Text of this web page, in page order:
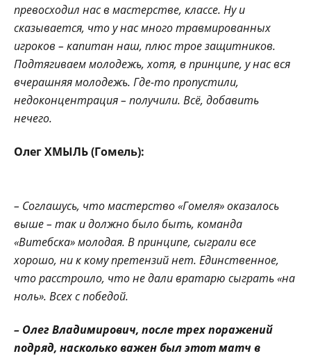
превосходил нас в мастерстве, классе. Ну и
сказывается, что у нас много травмированных
игроков – капитан наш, плюс трое защитников.
Подтягиваем молодежь, хотя, в принципе, у нас вся
вчерашняя молодежь. Где-то пропустили,
недоконцентрация – получили. Всё, добавить
нечего.
Олег ХМЫЛЬ (Гомель):
– Соглашусь, что мастерство «Гомеля» оказалось
выше – так и должно было быть, команда
«Витебска» молодая. В принципе, сыграли все
хорошо, ни к кому претензий нет. Единственное,
что расстроило, что не дали вратарю сыграть «на
ноль». Всех с победой.
– Олег Владимирович, после трех поражений
подряд, насколько важен был этот матч в